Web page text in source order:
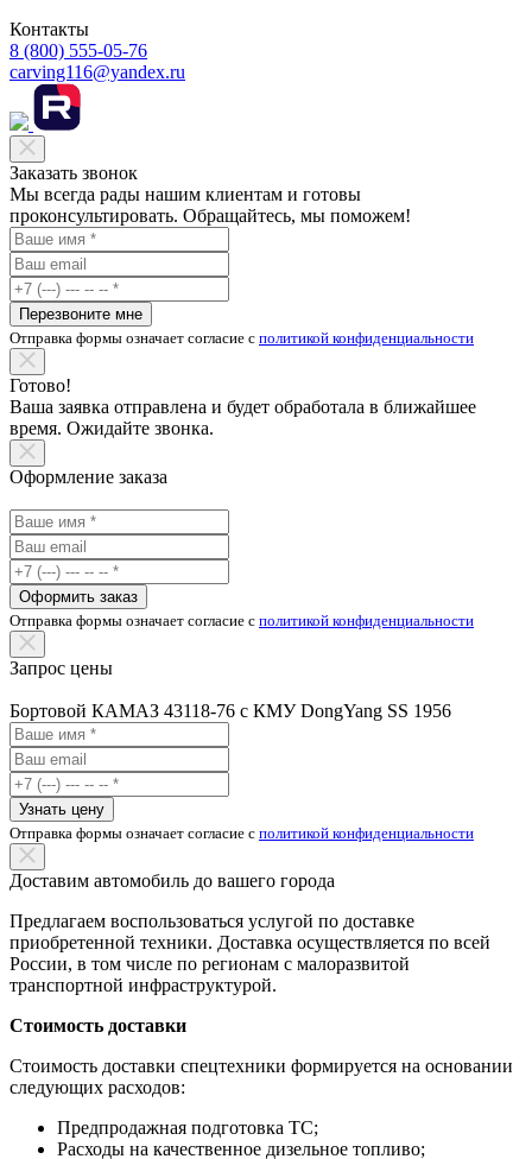
Контакты
8 (800) 555-05-76
carving116@yandex.ru
Заказать звонок
Мы всегда рады нашим клиентам и готовы
проконсультировать. Обращайтесь, мы поможем!
Перезвоните мне
Отправка формы означает согласие с политикой конфиденциальности
Готово!
Ваша заявка отправлена и будет обработала в ближайшее
время. Ожидайте звонка.
Оформление заказа
Оформить заказ
Отправка формы означает согласие с политикой конфиденциальности
Запрос цены
Бортовой КАМАЗ 43118-76 с КМУ DongYang SS 1956
Узнать цену
Отправка формы означает согласие с политикой конфиденциальности
Доставим автомобиль до вашего города
Предлагаем воспользоваться услугой по доставке
приобретенной техники. Доставка осуществляется по всей
России, в том числе по регионам с малоразвитой
транспортной инфраструктурой.
Стоимость доставки
Стоимость доставки спецтехники формируется на основании
следующих расходов:
Предпродажная подготовка ТС;
Расходы на качественное дизельное топливо;